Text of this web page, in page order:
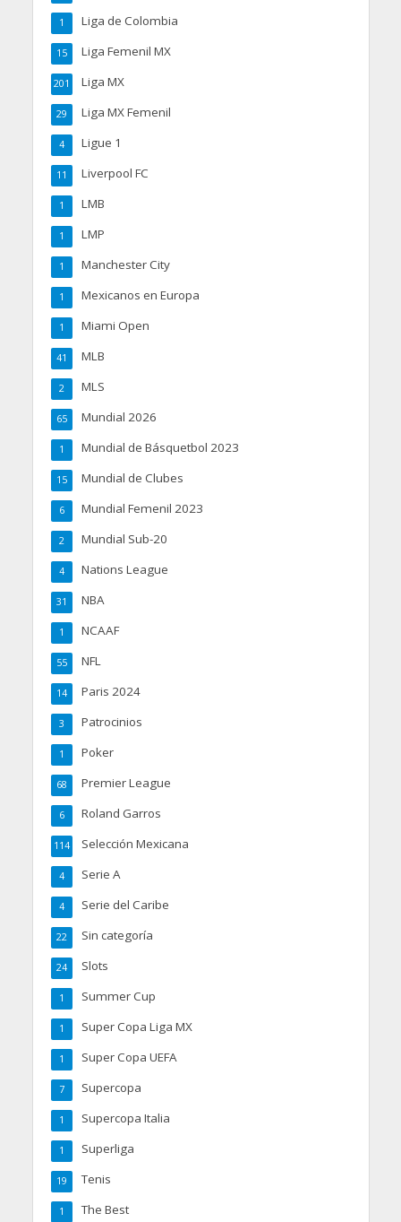
Liga de Colombia
1
Liga Femenil MX
15
Liga MX
201
Liga MX Femenil
29
Ligue 1
4
Liverpool FC
11
LMB
1
LMP
1
Manchester City
1
Mexicanos en Europa
1
Miami Open
1
MLB
41
MLS
2
Mundial 2026
65
Mundial de Básquetbol 2023
1
Mundial de Clubes
15
Mundial Femenil 2023
6
Mundial Sub-20
2
Nations League
4
NBA
31
NCAAF
1
NFL
55
Paris 2024
14
Patrocinios
3
Poker
1
Premier League
68
Roland Garros
6
Selección Mexicana
114
Serie A
4
Serie del Caribe
4
Sin categoría
22
Slots
24
Summer Cup
1
Super Copa Liga MX
1
Super Copa UEFA
1
Supercopa
7
Supercopa Italia
1
Superliga
1
Tenis
19
The Best
1